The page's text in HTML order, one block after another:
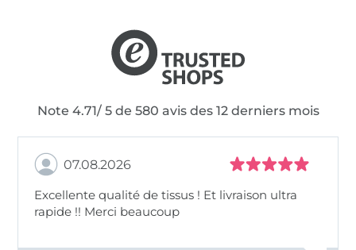
Note 4.71/ 5 de 580 avis des 12 derniers mois
07.08.2026
Excellente qualité de tissus ! Et livraison ultra
rapide !! Merci beaucoup